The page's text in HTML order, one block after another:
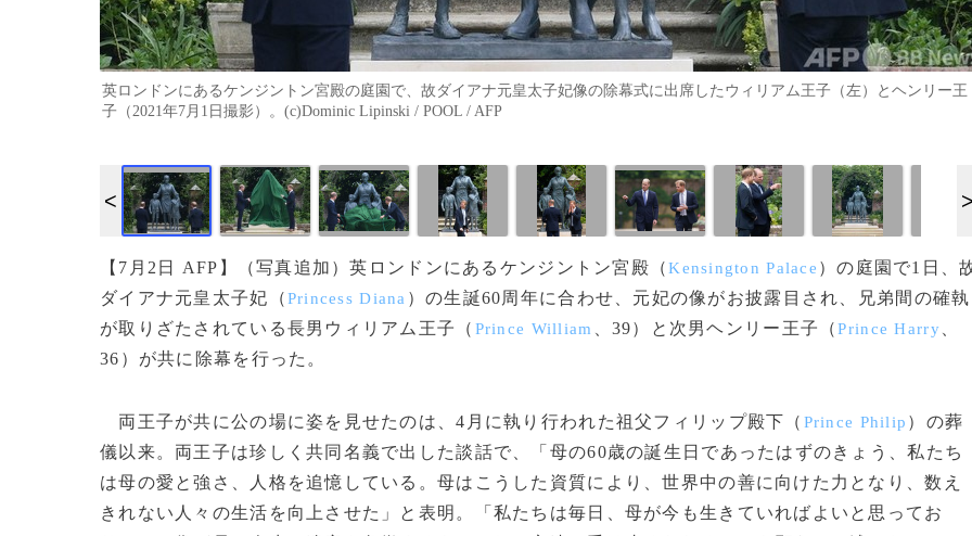
英ロンドンにあるケンジントン宮殿の庭園で、故ダイアナ元皇太子妃像の除幕式に出席したウィリアム王子（左）とヘンリー王
子（2021年7月1日撮影）。(c)Dominic Lipinski / POOL / AFP
【7月2日 AFP】（写真追加）英ロンドンにあるケンジントン宮殿（Kensington Palace ）の庭園で1日、
ダイアナ元皇太子妃（Princess Diana ）の生誕60周年に合わせ、元妃の像がお披露目され、兄弟間の確執
が取りざたされている長男ウィリアム王子（ Prince William 、39）と次男ヘンリー王子（Prince Harry
36）が共に除幕を行った。
両王子が共に公の場に姿を見せたのは、4月に執り行われた祖父フィリップ殿下（ Prince Philip ）の葬
儀以来。両王子は珍しく共同名義で出した談話で、「母の60歳の誕生日であったはずのきょう、私たち
は母の愛と強さ、人格を追憶している。母はこうした資質により、世界中の善に向けた力となり、数え
きれない人々の生活を向上させた」と表明。「私たちは毎日、母が今も生きていればよいと思ってお